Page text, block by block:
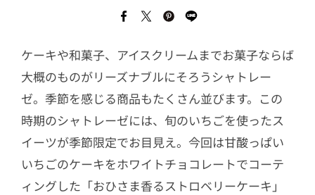
ケーキや和菓子、アイスクリームまでお菓子ならば
大概のものがリーズナブルにそろうシャトレー
ゼ。季節を感じる商品もたくさん並びます。この
時期のシャトレーゼには、旬のいちごを使ったス
イーツが季節限定でお目見え。今回は甘酸っぱい
いちごのケーキをホワイトチョコレートでコーテ
ィングした「おひさま香るストロベリーケーキ」